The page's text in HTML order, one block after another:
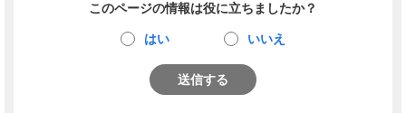
このページの情報は役に立ちましたか？
はい いいえ
送信する